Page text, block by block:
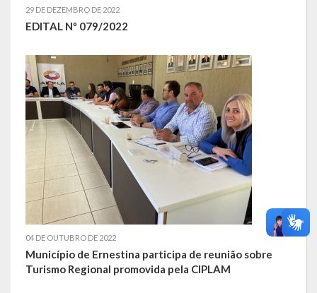
29 DE DEZEMBRO DE 2022
EDITAL Nº 079/2022
04 DE OUTUBRO DE 2022
Município de Ernestina participa de reunião sobre
Turismo Regional promovida pela CIPLAM